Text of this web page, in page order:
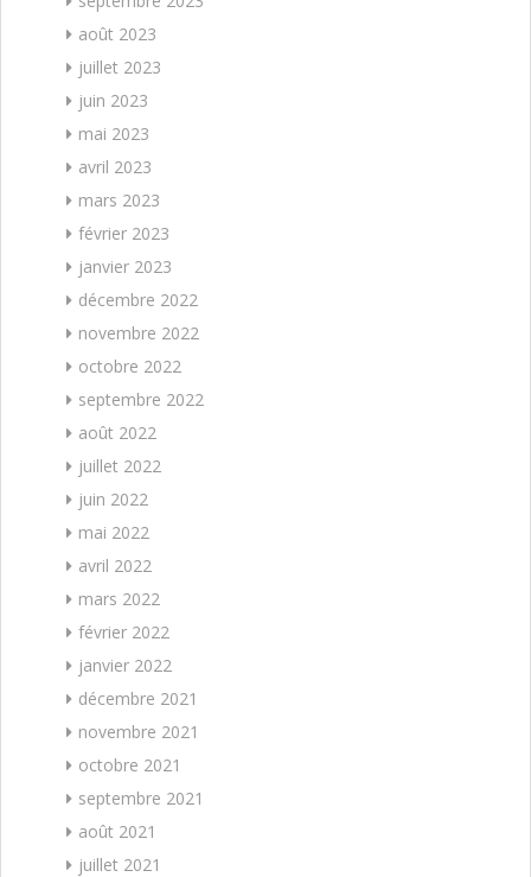
août 2023
juillet 2023
juin 2023
mai 2023
avril 2023
mars 2023
février 2023
janvier 2023
décembre 2022
novembre 2022
octobre 2022
septembre 2022
août 2022
juillet 2022
juin 2022
mai 2022
avril 2022
mars 2022
février 2022
janvier 2022
décembre 2021
novembre 2021
octobre 2021
septembre 2021
août 2021
juillet 2021